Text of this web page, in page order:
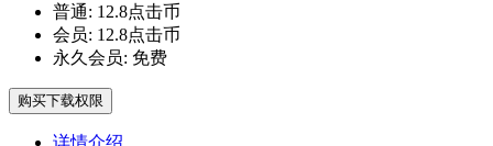
普通: 12.8点击币
会员: 12.8点击币
永久会员: 免费
购买下载权限
详情介绍